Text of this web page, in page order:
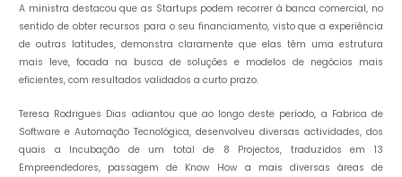
A ministra destacou que as Startups podem recorrer à banca comercial, no
sentido de obter recursos para o seu financiamento, visto que a experiência
de outras latitudes, demonstra claramente que elas têm uma estrutura
mais leve, focada na busca de soluções e modelos de negócios mais
eficientes, com resultados validados a curto prazo.
Teresa Rodrigues Dias adiantou que ao longo deste período, a Fabrica de
Software e Automação Tecnológica, desenvolveu diversas actividades, dos
quais a Incubação de um total de 8 Projectos, traduzidos em 13
Empreendedores, passagem de Know How a mais diversas áreas de